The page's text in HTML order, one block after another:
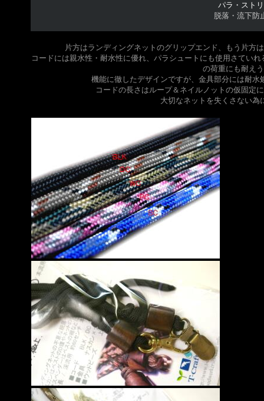
パラ・スト
脱落・流下防
片方はランディングネットのグリップエンド、もう片方
コードには親水性・耐水性に優れ、パラシュートにも使用さてい
の荷重にも耐え
機能に徹したデザインですが、金具部分には耐
コードの長さはループ＆ネイルノットの仮固定
大切なネットを失くさない為